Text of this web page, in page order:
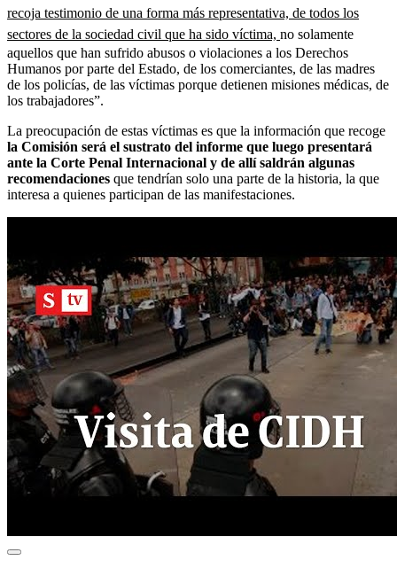
recoja testimonio de una forma más representativa, de todos los
sectores de la sociedad civil que ha sido víctima, no solamente
aquellos que han sufrido abusos o violaciones a los Derechos
Humanos por parte del Estado, de los comerciantes, de las madres
de los policías, de las víctimas porque detienen misiones médicas, de
los trabajadores”.
La preocupación de estas víctimas es que la información que recoge
la Comisión será el sustrato del informe que luego presentará
ante la Corte Penal Internacional y de allí saldrán algunas
recomendaciones que tendrían solo una parte de la historia, la que
interesa a quienes participan de las manifestaciones.